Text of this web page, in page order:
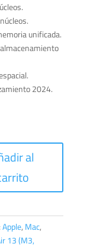
unificada.
2024.
al
Apple, Mac,
13 (M3,